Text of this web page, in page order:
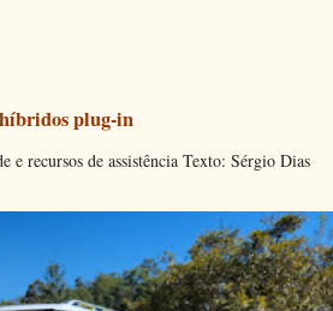
plug-in
recursos de assistência Texto: Sérgio Dias